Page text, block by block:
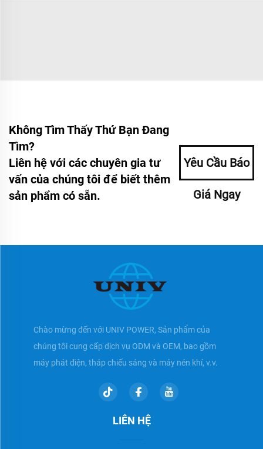
Không Tìm Thấy Thứ Bạn Đang
Tìm?
Liên hệ với các chuyên gia tư
vấn của chúng tôi để biết thêm
sản phẩm có sẵn.
Yêu Cầu Báo
Giá Ngay
Chào mừng đến với UNIV POWER, Sản phẩm của
chúng tôi cung cấp dịch vụ ODM và OEM, bao gồm
máy phát điện, tháp chiếu sáng và máy nén khí, v.v.
LIÊN HỆ